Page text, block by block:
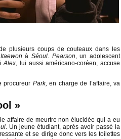
plusieurs coups de couteaux dans les
Itaewon à Séoul. Pearson, un adolescent
Alex, lui aussi américano-coréen, accuse
procureur Park, en charge de l’affaire, va
»
affaire de meurtre non élucidée qui a eu
. Un jeune étudiant, après avoir passé la
et se dirige donc vers les toilettes